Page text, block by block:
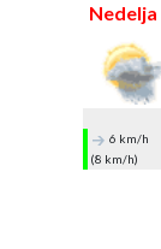
Nedelja
6 km/h
(8 km/h)